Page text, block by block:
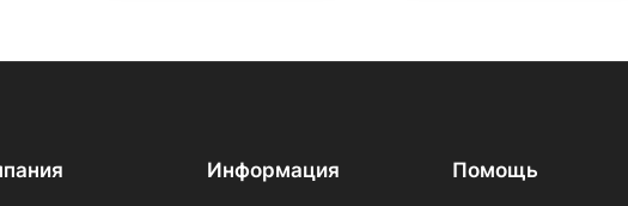
Информация Помощь